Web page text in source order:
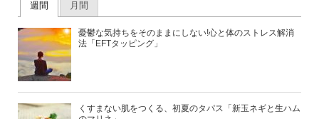
週間 月間
憂鬱な気持ちをそのままにしない!心と体のストレス解消
法「EFTタッピング」
くすまない肌をつくる、初夏のタパス「新玉ネギと生ハム